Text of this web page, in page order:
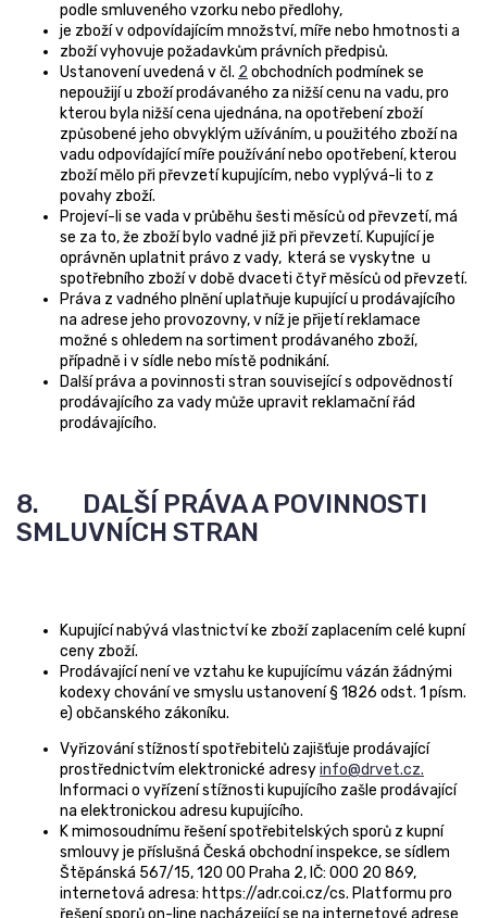
podle smluveného vzorku nebo předlohy,
je zboží v odpovídajícím množství, míře nebo hmotnosti a
zboží vyhovuje požadavkům právních předpisů.
Ustanovení uvedená v čl. 2 obchodních podmínek se
nepoužijí u zboží prodávaného za nižší cenu na vadu, pro
kterou byla nižší cena ujednána, na opotřebení zboží
způsobené jeho obvyklým užíváním, u použitého zboží na
vadu odpovídající míře používání nebo opotřebení, kterou
zboží mělo při převzetí kupujícím, nebo vyplývá-li to z
povahy zboží.
Projeví-li se vada v průběhu šesti měsíců od převzetí, má
se za to, že zboží bylo vadné již při převzetí. Kupující je
oprávněn uplatnit právo z vady, která se vyskytne u
spotřebního zboží v době dvaceti čtyř měsíců od převzetí.
Práva z vadného plnění uplatňuje kupující u prodávajícího
na adrese jeho provozovny, v níž je přijetí reklamace
možné s ohledem na sortiment prodávaného zboží,
případně i v sídle nebo místě podnikání.
Další práva a povinnosti stran související s odpovědností
prodávajícího za vady může upravit reklamační řád
prodávajícího.
8. DALŠÍ PRÁVA A POVINNOSTI
SMLUVNÍCH STRAN
Kupující nabývá vlastnictví ke zboží zaplacením celé kupní
ceny zboží.
Prodávající není ve vztahu ke kupujícímu vázán žádnými
kodexy chování ve smyslu ustanovení § 1826 odst. 1 písm.
e) občanského zákoníku.
Vyřizování stížností spotřebitelů zajišťuje prodávající
prostřednictvím elektronické adresyinfo@drvet.cz.
Informaci o vyřízení stížnosti kupujícího zašle prodávající
na elektronickou adresu kupujícího.
K mimosoudnímu řešení spotřebitelských sporů z kupní
smlouvy je příslušná Česká obchodní inspekce, se sídlem
Štěpánská 567/15, 120 00 Praha 2, IČ: 000 20 869,
internetová adresa: https://adr.coi.cz/cs. Platformu pro
řešení sporů on-line nacházející se na internetové adrese